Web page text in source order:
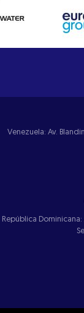
Venezuela: Av.
República Dominicana: